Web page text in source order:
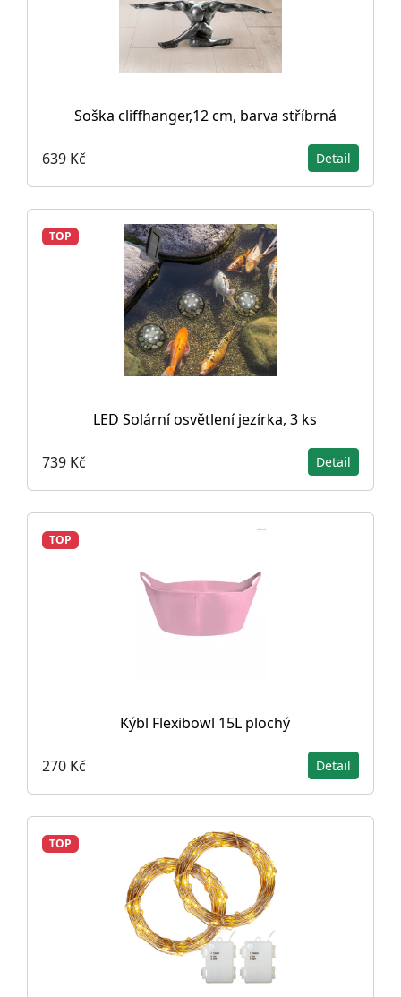
Soška cliffhanger,12 cm, barva stříbrná
639 Kč Detail
TOP
LED Solární osvětlení jezírka, 3 ks
739 Kč Detail
TOP
Kýbl Flexibowl 15L plochý
270 Kč Detail
TOP